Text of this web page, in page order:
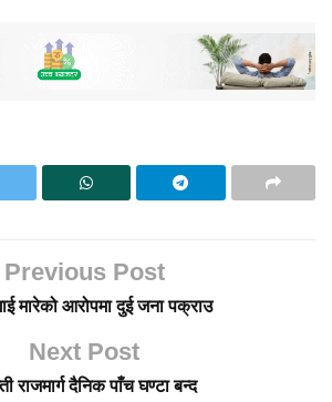
Previous Post
मारेको आरोपमा दुई जना पक्राउ
Next Post
राजमार्ग दैनिक पाँच घण्टा बन्द